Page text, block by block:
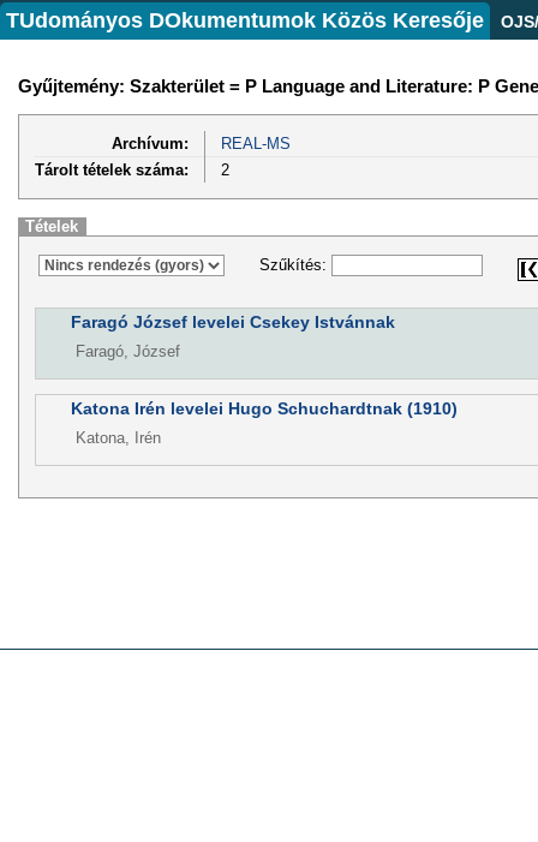
TUdományos DOkumentumok Közös Keresője
Gyűjtemény: Szakterület = P Language and Literature: P
Archívum:
REAL-MS
Tárolt tételek száma:
2
Tételek
Szűkítés:
Faragó József levelei Csekey Istvánnak
Faragó, József
Katona Irén levelei Hugo Schuchardtnak (1910)
Katona, Irén